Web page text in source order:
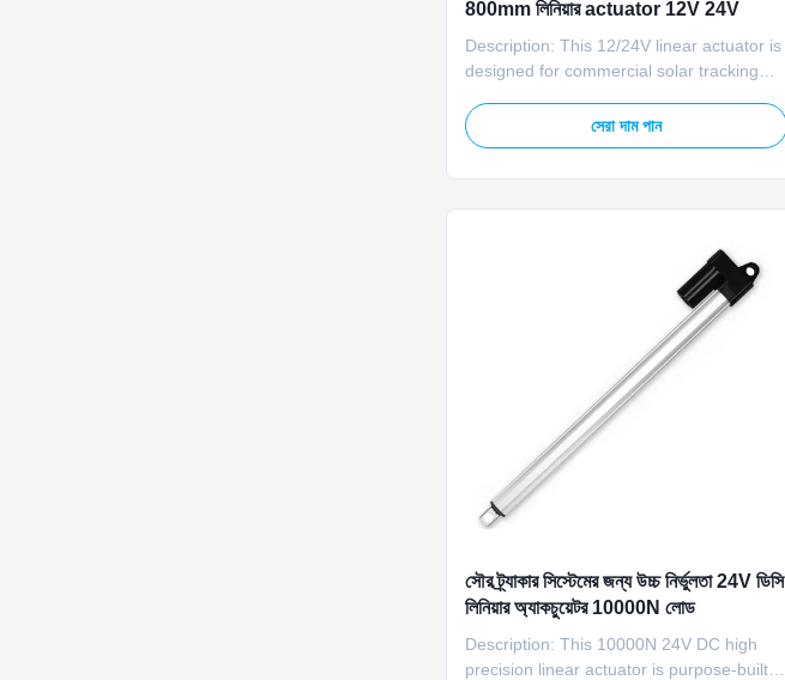
800mm লিনিয়ার actuator 12V 24V
Description: This 12/24V linear actuator is
designed for commercial solar tracking
capacity and 800mm stroke. Powered by
a durable gear motor, it delivers stable
সেরা দাম পান
সৌর ট্র্যাকার সিস্টেমের জন্য উচ্চ নির্ভুলতা 24V ডিসি
লিনিয়ার অ্যাকচুয়েটর 10000N লোড
Description: This 10000N 24V DC high
precision linear actuator is purpose-built